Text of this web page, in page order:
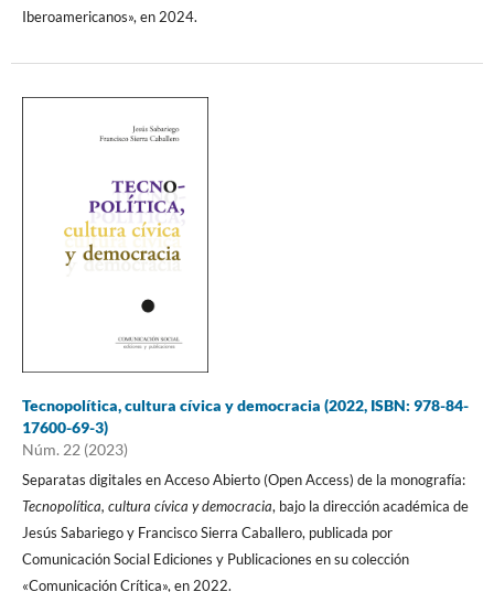
Iberoamericanos», en 2024.
Tecnopolítica, cultura cívica y democracia (2022, ISBN: 978-84-
17600-69-3)
Núm. 22 (2023)
Separatas digitales en Acceso Abierto (Open Access) de la monografía:
Tecnopolítica, cultura cívica y democracia, bajo la dirección académica de
Jesús Sabariego y Francisco Sierra Caballero, publicada por
Comunicación Social Ediciones y Publicaciones en su colección
«Comunicación Crítica», en 2022.